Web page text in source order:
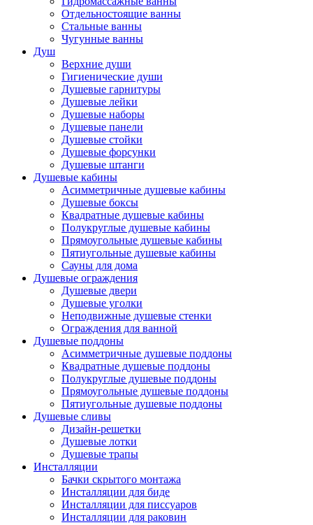
Отдельностоящие ванны
Стальные ванны
Чугунные ванны
Душ
Верхние души
Гигиенические души
Душевые гарнитуры
Душевые лейки
Душевые наборы
Душевые панели
Душевые стойки
Душевые форсунки
Душевые штанги
Душевые кабины
Асимметричные душевые кабины
Душевые боксы
Квадратные душевые кабины
Полукруглые душевые кабины
Прямоугольные душевые кабины
Пятиугольные душевые кабины
Сауны для дома
Душевые ограждения
Душевые двери
Душевые уголки
Неподвижные душевые стенки
Ограждения для ванной
Душевые поддоны
Асимметричные душевые поддоны
Квадратные душевые поддоны
Полукруглые душевые поддоны
Прямоугольные душевые поддоны
Пятиугольные душевые поддоны
Душевые сливы
Дизайн-решетки
Душевые лотки
Душевые трапы
Инсталляции
Бачки скрытого монтажа
Инсталляции для биде
Инсталляции для писсуаров
Инсталляции для раковин